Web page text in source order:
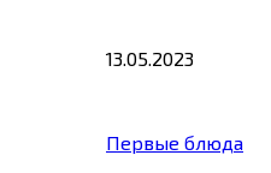
13.05.2023
Первые блюда